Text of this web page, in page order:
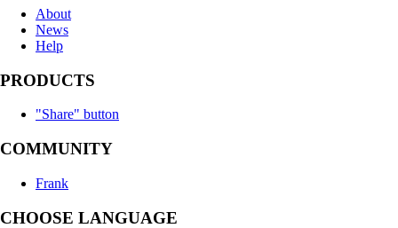
About
News
Help
PRODUCTS
"Share" button
COMMUNITY
Frank
CHOOSE LANGUAGE